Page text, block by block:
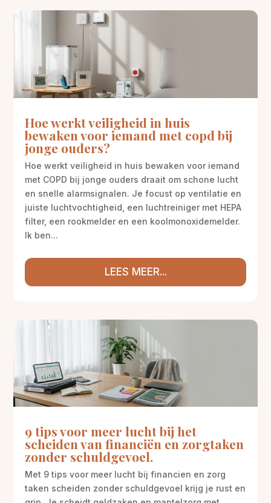
Hoe werkt veiligheid in huis
bewaken voor iemand met copd bij
jonge ouders?
Hoe werkt veiligheid in huis bewaken voor iemand
met COPD bij jonge ouders draait om schone lucht
en snelle alarmsignalen. Je focust op ventilatie en
juiste luchtvochtigheid, een luchtreiniger met HEPA
filter, een rookmelder en een koolmonoxidemelder.
Ik ben...
LEES MEER...
9 tips voor meer lucht bij het
scheiden van financiën en zorgtaken
zonder schuldgevoel.
Met 9 tips voor meer lucht bij financien en zorg
taken scheiden zonder schuldgevoel krijg je rust en